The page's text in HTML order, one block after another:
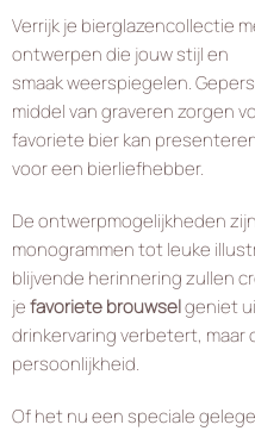
Verrijk je bierglazencollectie
ontwerpen die jouw stijl en
smaak weerspiegelen.
middel van graveren zorgen
favoriete bier kan
voor een bierliefhebber.
De ontwerpmogelijkheden
monogrammen tot leuke
blijvende herinnering zullen
jefavoriete brouwselgeniet
drinkervaring verbetert,
persoonlijkheid.
Of het nu een speciale